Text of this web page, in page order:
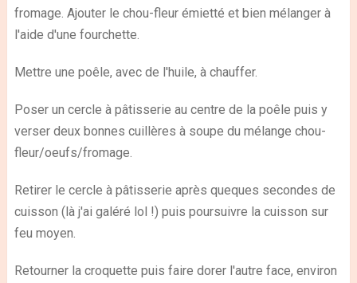
fromage. Ajouter le chou-fleur émietté et bien mélanger à
l'aide d'une fourchette.
Mettre une poêle, avec de l'huile, à chauffer.
Poser un cercle à pâtisserie au centre de la poêle puis y
verser deux bonnes cuillères à soupe du mélange chou-
fleur/oeufs/fromage.
Retirer le cercle à pâtisserie après queques secondes de
cuisson (là j'ai galéré lol !) puis poursuivre la cuisson sur
feu moyen.
Retourner la croquette puis faire dorer l'autre face, environ